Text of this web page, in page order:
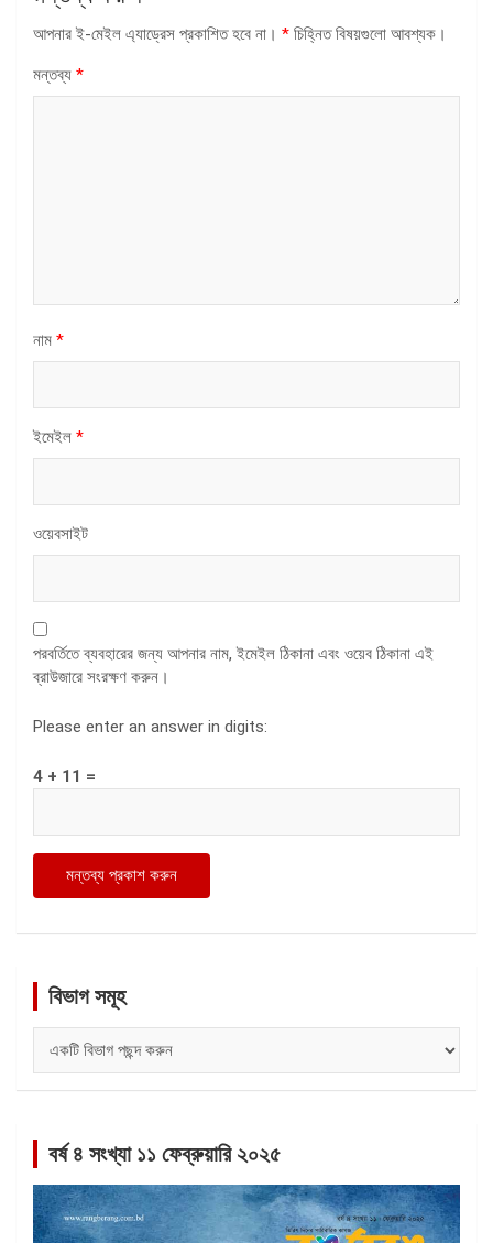
আপনার ই-মেইল এ্যাড্রেস প্রকাশিত হবে না। * চিহ্নিত বিষয়গুলো আবশ্যক।
মন্তব্য *
নাম *
ইমেইল *
ওয়েবসাইট
পরবর্তিতে ব্যবহারের জন্য আপনার নাম, ইমেইল ঠিকানা এবং ওয়েব ঠিকানা এই
ব্রাউজারে সংরক্ষণ করুন।
Please enter an answer in digits:
4 + 11 =
বিভাগ সমূহ
সমূহ
বর্ষ ৪ সংখ্যা ১১ ফেব্রুয়ারি ২০২৫